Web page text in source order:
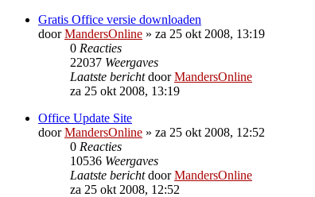
Gratis Office versie downloaden
doorMandersOnline » za 25 okt 2008, 13:19
0 Reacties
22037 Weergaves
Laatste berichtdoorMandersOnline
za 25 okt 2008, 13:19
Office Update Site
doorMandersOnline » za 25 okt 2008, 12:52
0 Reacties
10536 Weergaves
Laatste berichtdoorMandersOnline
za 25 okt 2008, 12:52